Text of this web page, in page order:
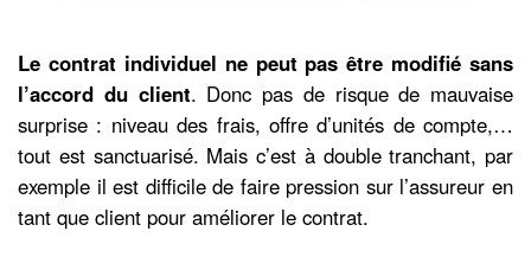
Le contrat individuel ne peut pas être modifié sans
l’accord du client. Donc pas de risque de mauvaise
surprise : niveau des frais, offre d’unités de compte,…
tout est sanctuarisé. Mais c’est à double tranchant, par
exemple il est difficile de faire pression sur l’assureur en
tant que client pour améliorer le contrat.